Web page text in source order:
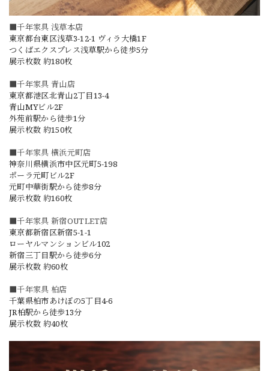
■千年家具 浅草本店
東京都台東区浅草3-12-1 ヴィラ大橋1F
つくばエクスプレス浅草駅から徒歩5分
展示枚数 約180枚
■千年家具 青山店
東京都港区北青山2丁目13-4
青山MYビル2F
外苑前駅から徒歩1分
展示枚数 約150枚
■千年家具 横浜元町店
神奈川県横浜市中区元町5-198
ポーラ元町ビル2F
元町中華街駅から徒歩8分
展示枚数 約160枚
■千年家具 新宿OUTLET店
東京都新宿区新宿5-1-1
ローヤルマンションビル102
新宿三丁目駅から徒歩6分
展示枚数 約60枚
■千年家具 柏店
千葉県柏市あけぼの5丁目4-6
JR柏駅から徒歩13分
展示枚数 約40枚